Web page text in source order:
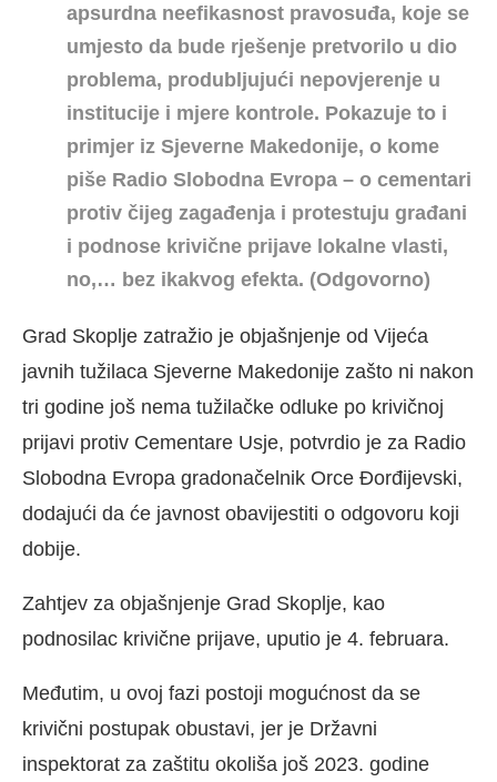
apsurdna neefikasnost pravosuđa, koje se
umjesto da bude rješenje pretvorilo u dio
problema, produbljujući nepovjerenje u
institucije i mjere kontrole. Pokazuje to i
primjer iz Sjeverne Makedonije, o kome
piše Radio Slobodna Evropa – o cementari
protiv čijeg zagađenja i protestuju građani
i podnose krivične prijave lokalne vlasti,
no,… bez ikakvog efekta. (Odgovorno)
Grad Skoplje zatražio je objašnjenje od Vijeća
javnih tužilaca Sjeverne Makedonije zašto ni nakon
tri godine još nema tužilačke odluke po krivičnoj
prijavi protiv Cementare Usje, potvrdio je za Radio
Slobodna Evropa gradonačelnik Orce Đorđijevski,
dodajući da će javnost obavijestiti o odgovoru koji
dobije.
Zahtjev za objašnjenje Grad Skoplje, kao
podnosilac krivične prijave, uputio je 4. februara.
Međutim, u ovoj fazi postoji mogućnost da se
krivični postupak obustavi, jer je Državni
inspektorat za zaštitu okoliša još 2023. godine